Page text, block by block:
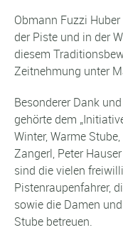
Obmann Fuzzi
der Piste und in der
diesem
Zeitnehmung unter
Besonderer Dank
gehörte dem
Winter, Warme
Zangerl, Peter
sind die vielen
Pistenraupenfahrer,
sowie die Damen
Stube betreuen.